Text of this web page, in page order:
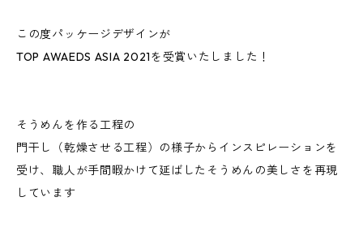
この度パッケージデザインが
TOP AWAEDS ASIA 2021を受賞いたしました！
そうめんを作る工程の
門干し（乾燥させる工程）の様子からインスピレーションを
受け、職人が手間暇かけて延ばしたそうめんの美しさを再現
しています